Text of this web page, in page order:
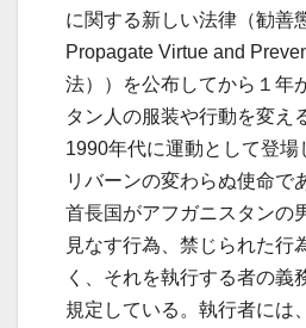
に関する新しい法律（勧善
Propagate Virtue and
法））を公布してから１年
タン人の服装や行動を変え
1990年代に運動として登場
リバーンの変わらぬ使命で
首長国がアフガニスタンの
見なす行為、禁じられた行
く、それを執行する者の義
規定している。執行者には